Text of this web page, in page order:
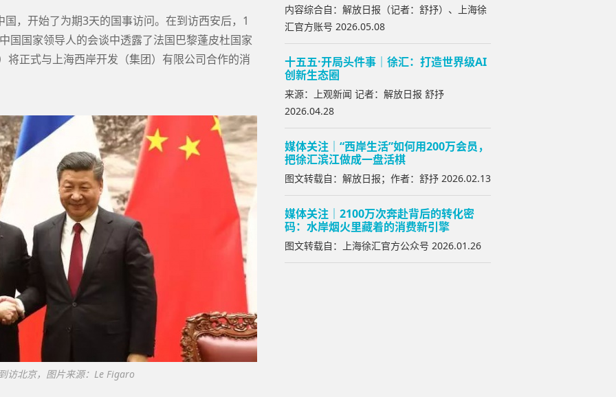
，开始了为期3天的国事访问。在到访西安后，1
国国家领导人的会谈中透露了法国巴黎蓬皮杜国家
正式与上海西岸开发（集团）有限公司合作的消
访北京，图片来源：Le Figaro
内容综合自：解放日报（记者：舒抒）、上海徐
汇官方账号 2026.05.08
十五五·开局头件事｜徐汇：打造世界级AI
创新生态圈
来源：上观新闻 记者：解放日报 舒抒
2026.04.28
媒体关注｜“西岸生活”如何用200万会员，
把徐汇滨江做成一盘活棋
图文转载自：解放日报；作者：舒抒 2026.02.13
媒体关注｜2100万次奔赴背后的转化密
码：水岸烟火里藏着的消费新引擎
图文转载自：上海徐汇官方公众号 2026.01.26